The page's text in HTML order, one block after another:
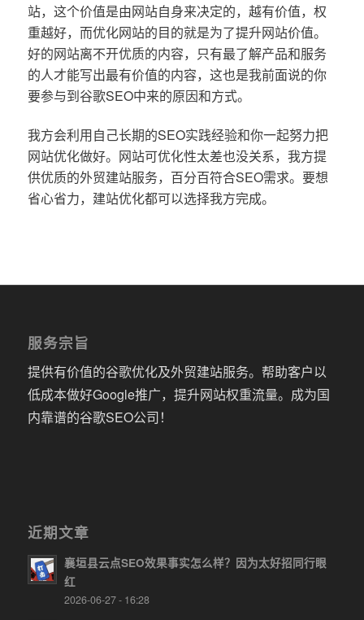
站，这个价值是由网站自身来决定的，越有价值，权
重越好，而优化网站的目的就是为了提升网站价值。
好的网站离不开优质的内容，只有最了解产品和服务
的人才能写出最有价值的内容，这也是我前面说的你
要参与到谷歌SEO中来的原因和方式。
我方会利用自己长期的SEO实践经验和你一起努力把
网站优化做好。网站可优化性太差也没关系，我方提
供优质的外贸建站服务，百分百符合SEO需求。要想
省心省力，建站优化都可以选择我方完成。
服务宗旨
提供有价值的谷歌优化及外贸建站服务。帮助客户以
低成本做好Google推广，提升网站权重流量。成为国
内靠谱的谷歌SEO公司！
近期文章
襄垣县云点SEO效果事实怎么样？因为太好招同行眼
红
2026-06-27 - 16:28